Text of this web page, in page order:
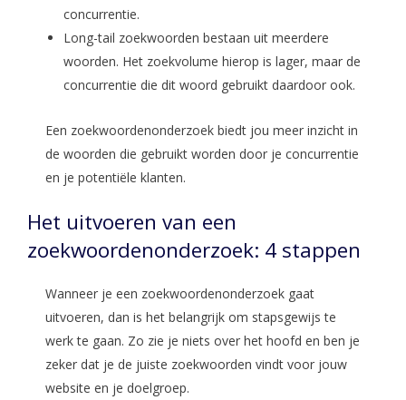
concurrentie.
Long-tail zoekwoorden bestaan uit meerdere
woorden. Het zoekvolume hierop is lager, maar de
concurrentie die dit woord gebruikt daardoor ook.
Een zoekwoordenonderzoek biedt jou meer inzicht in
de woorden die gebruikt worden door je concurrentie
en je potentiële klanten.
Het uitvoeren van een
zoekwoordenonderzoek: 4 stappen
Wanneer je een zoekwoordenonderzoek gaat
uitvoeren, dan is het belangrijk om stapsgewijs te
werk te gaan. Zo zie je niets over het hoofd en ben je
zeker dat je de juiste zoekwoorden vindt voor jouw
website en je doelgroep.